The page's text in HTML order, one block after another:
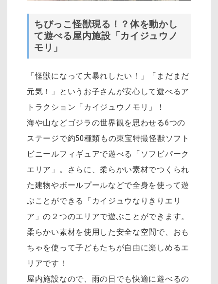
ちびっこ怪獣現る！？体を動かし
て遊べる屋内施設「カイジュウノ
モリ」
「怪獣になって大暴れしたい！」「まだまだ
元気！」というお子さんが安心して遊べるア
トラクション「カイジュウノモリ」！
海や山などゴジラの世界観を思わせる6つの
ステージで約50種類もの東宝特撮怪獣ソフト
ビニールフィギュアで遊べる「ソフビパーク
エリア」。さらに、柔らかい素材でつくられ
た建物やボールプールなどで全身を使って遊
ぶことができる「カイジュウなりきりエリ
ア」の２つのエリアで遊ぶことができます。
柔らかい素材を使用した安全な空間で、おも
ちゃを使って子どもたちが自由に楽しめるエ
リアです！
屋内施設なので、雨の日でも快適に遊べるの